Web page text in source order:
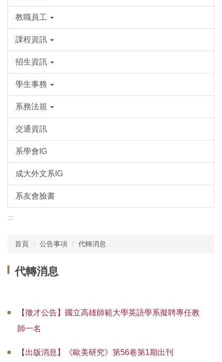
教職員工
課程資訊
招生資訊
學生事務
系務法規
交通資訊
系學會IG
成大外文系IG
系友會臉書
:::
首頁 公告事項 代轉消息
代轉消息
【徵才公告】國立高雄師範大學英語學系擬聘專任教
師一名
【出版消息】《歐美研究》第56卷第1期出刊